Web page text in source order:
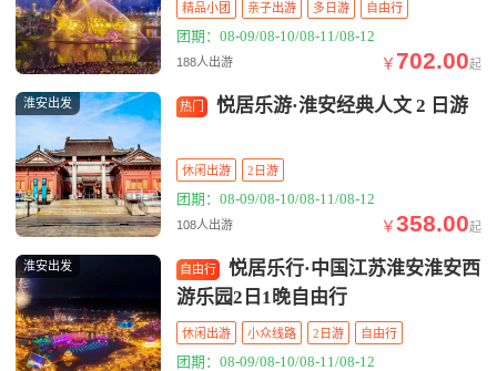
精品小团 亲子出游 多日游 自由行
团期：08-09/08-10/08-11/08-12
188人出游 ￥ 702.00起
淮安出发 热门 悦居乐游·淮安经典人文 2 日游
休闲出游 2日游
团期：08-09/08-10/08-11/08-12
108人出游 ￥358.00起
淮安出发 自由行
悦居乐行·中国江苏淮安淮安西
游乐园2日1晚自由行
休闲出游 小众线路 2日游 自由行
团期：08-09/08-10/08-11/08-12